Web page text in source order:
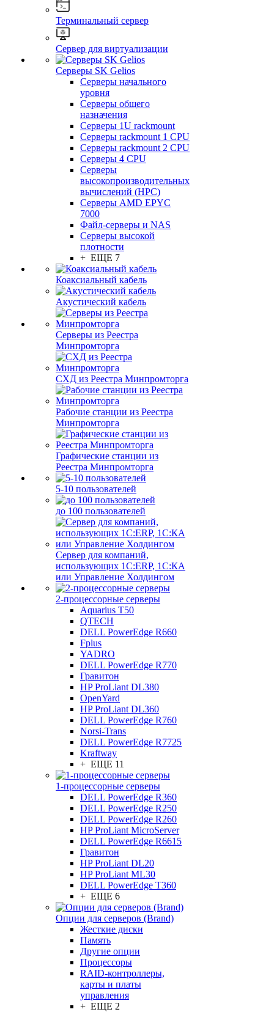
Терминальный сервер
Сервер для виртуализации
Серверы SK Gelios
Серверы начального
уровня
Серверы общего
назначения
Серверы 1U rackmount
Серверы rackmount 1 CPU
Серверы rackmount 2 CPU
Серверы 4 CPU
Серверы
высокопроизводительных
вычислений (HPC)
Серверы AMD EPYC
7000
Файл-серверы и NAS
Серверы высокой
плотности
+ ЕЩЕ 7
Коаксиальный кабель
Акустический кабель
Серверы из Реестра
Минпромторга
СХД из Реестра Минпромторга
Рабочие станции из Реестра
Минпромторга
Графические станции из
Реестра Минпромторга
5-10 пользователей
до 100 пользователей
Сервер для компаний,
использующих 1C:ERP, 1С:КА
или Управление Холдингом
2-процессорные серверы
Aquarius T50
QTECH
DELL PowerEdge R660
Fplus
YADRO
DELL PowerEdge R770
Гравитон
HP ProLiant DL380
OpenYard
HP ProLiant DL360
DELL PowerEdge R760
Norsi-Trans
DELL PowerEdge R7725
Kraftway
+ ЕЩЕ 11
1-процессорные серверы
DELL PowerEdge R360
DELL PowerEdge R250
DELL PowerEdge R260
HP ProLiant MicroServer
DELL PowerEdge R6615
Гравитон
HP ProLiant DL20
HP ProLiant ML30
DELL PowerEdge T360
+ ЕЩЕ 6
Опции для серверов (Brand)
Жесткие диски
Память
Другие опции
Процессоры
RAID-контроллеры,
карты и платы
управления
+ ЕЩЕ 2